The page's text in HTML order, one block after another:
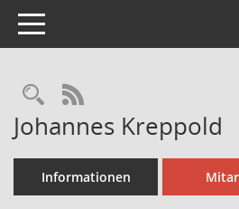
Toggle navigation
Rechercheauswahl
RSS-Feed
Johannes Kreppold
Informationen